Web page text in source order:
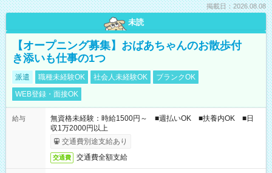
掲載日：2026.08.08
未読
【オープニング募集】おばあちゃんのお散歩付
き添いも仕事の1つ
派遣 職種未経験OK 社会人未経験OK
ブランクOK
WEB登録・面接OK
給与
無資格未経験：時給1500円～ ■週払いOK ■扶養内OK ■日
収1万2000円以上
交通費別途支給あり
交通費 交通費全額支給